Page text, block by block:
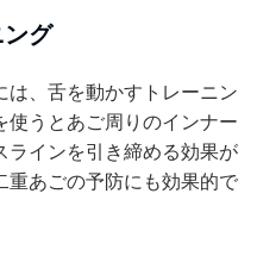
グ
は、舌を動かすトレーニン
使うとあご周りのインナー
ラインを引き締める効果が
重あごの予防にも効果的で